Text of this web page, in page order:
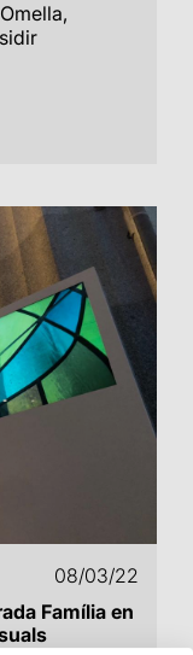
08/03/22
Família en